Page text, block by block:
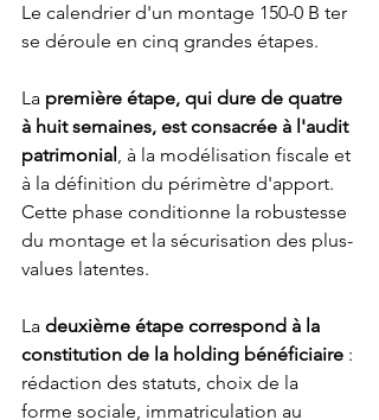
Le calendrier d'un montage 150-0 B ter
se déroule en cinq grandes étapes.
La première étape, qui dure de quatre
à huit semaines, est consacrée à l'audit
patrimonial , à la modélisation fiscale et
à la définition du périmètre d'apport.
Cette phase conditionne la robustesse
du montage et la sécurisation des plus-
values latentes.
La deuxième étape correspond à la
constitution de la holding bénéficiaire :
rédaction des statuts, choix de la
forme sociale, immatriculation au